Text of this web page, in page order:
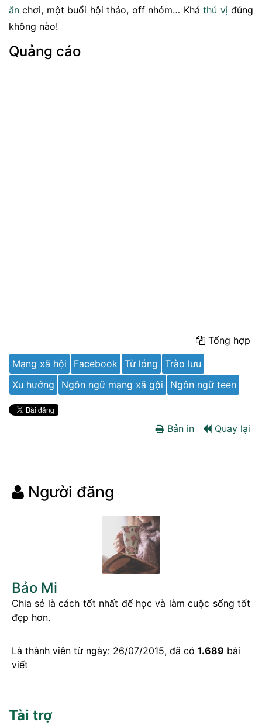
ăn chơi, một buổi hội thảo, off nhóm… Kháthú vị đúng
không nào!
Quảng cáo
Tổng hợp
Mạng xã hội
Facebook Từ lóng
Trào lưu
Xu hướng
Ngôn ngữ mạng xã gội Ngôn ngữ teen
Bản in Quay lại
Người đăng
Bảo Mi
Chia sẻ là cách tốt nhất để học và làm cuộc sống tốt
đẹp hơn.
Là thành viên từ ngày: 26/07/2015, đã có 1.689 bài
viết
Tài trợ